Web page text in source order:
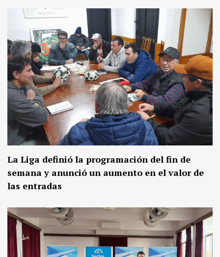
La Liga definió la programación del fin de
semana y anunció un aumento en el valor de
las entradas